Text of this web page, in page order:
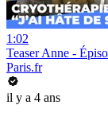
1:02
Teaser Anne -
Paris.fr
il y a 4 ans